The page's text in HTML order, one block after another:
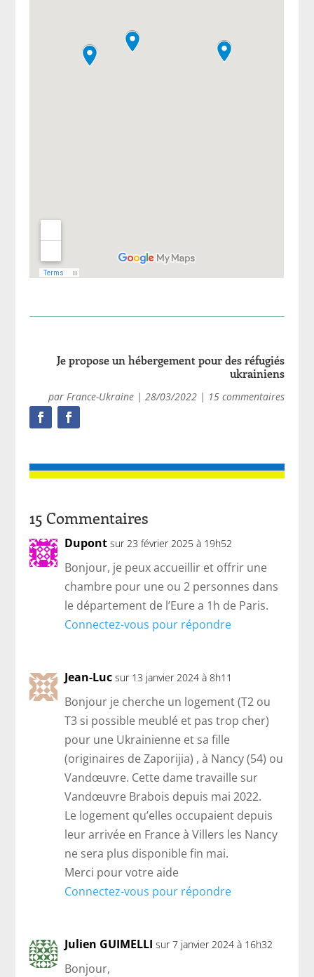
Je propose un hébergement pour des réfugiés
ukrainiens
par France-Ukraine| 28/03/2022| 15 commentaires
15 Commentaires
Dupont sur 23 février 2025 à 19h52
Bonjour, je peux accueillir et offrir une
chambre pour une ou 2 personnes dans
le département de l’Eure a 1h de Paris.
Connectez-vous pour répondre
Jean-Luc sur 13 janvier 2024 à 8h11
Bonjour je cherche un logement (T2 ou
T3 si possible meublé et pas trop cher)
pour une Ukrainienne et sa fille
(originaires de Zaporijia) , à Nancy (54) ou
Vandœuvre. Cette dame travaille sur
Vandœuvre Brabois depuis mai 2022.
Le logement qu’elles occupaient depuis
leur arrivée en France à Villers les Nancy
ne sera plus disponible fin mai.
Merci pour votre aide
Connectez-vous pour répondre
Julien GUIMELLI sur 7 janvier 2024 à 16h32
Bonjour,